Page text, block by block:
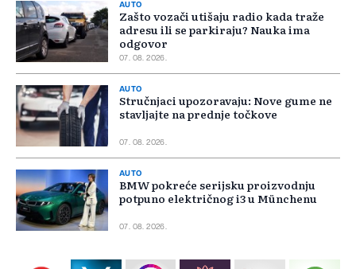
AUTO
Zašto vozači utišaju radio kada traže
adresu ili se parkiraju? Nauka ima
odgovor
07. 08. 2026.
AUTO
Stručnjaci upozoravaju: Nove gume ne
stavljajte na prednje točkove
07. 08. 2026.
AUTO
BMW pokreće serijsku proizvodnju
potpuno električnog i3 u Münchenu
07. 08. 2026.